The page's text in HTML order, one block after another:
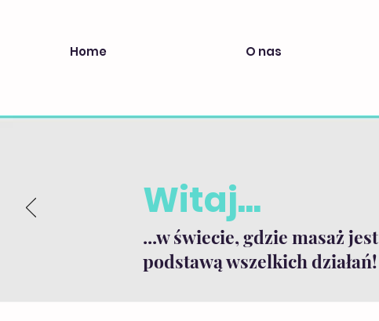
Home O nas
Witaj...
...w świecie, gdzie masaż jest
podstawą wszelkich działań!